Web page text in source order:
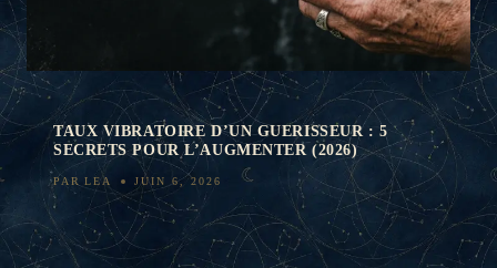
TAUX VIBRATOIRE D’UN GUERISSEUR : 5
SECRETS POUR L’AUGMENTER (2026)
PAR LEA JUIN 6, 2026